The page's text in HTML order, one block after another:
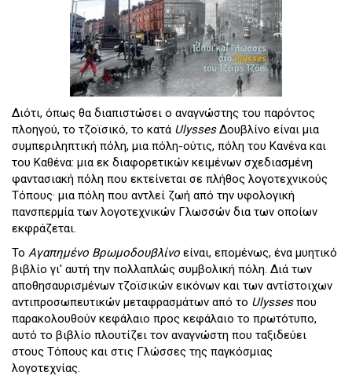
Διότι, όπως θα διαπιστώσει ο αναγνώστης του παρόντος
πλοηγού, το τζοϊσικό, το κατά UlyssesΔουβλίνο είναι μια
συμπεριληπτική πόλη, μια πόλη-ούτις, πόλη του Κανένα και
του Καθένα: μια εκ διαφορετικών κειμένων σχεδιασμένη
φαντασιακή πόλη που εκτείνεται σε πλήθος λογοτεχνικούς
Τόπους· μια πόλη που αντλεί ζωή από την υφολογική
πανσπερμία των λογοτεχνικών Γλωσσών δια των οποίων
εκφράζεται.
Το Αγαπημένο Βρωμοδουβλίνο είναι, επομένως, ένα μυητικό
βιβλίο γι' αυτή την πολλαπλώς συμβολική πόλη. Διά των
αποθησαυρισμένων τζοϊσικών εικόνων και των αντίστοιχων
αντιπροσωπευτικών μεταφρασμάτων από το Ulyssesπου
παρακολουθούν κεφάλαιο προς κεφάλαιο το πρωτότυπο,
αυτό το βιβλίο πλουτίζει τον αναγνώστη που ταξιδεύει
στους Τόπους και στις Γλώσσες της παγκόσμιας
λογοτεχνίας.